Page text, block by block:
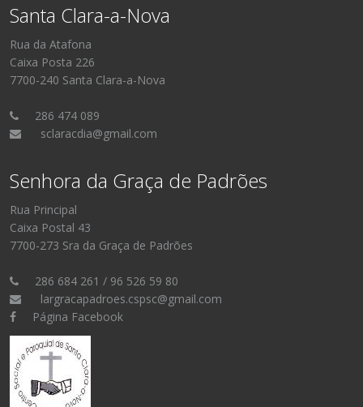
Santa Clara-a-Nova
Rua da Atafona
Caixa Posta 226
7700-240 Santa Clara-a-Nova
286 474 089
sclaracdia@gmail.com
Senhora da Graça de Padrões
Rua Principal
Caixa Postal 43
7700-273 Sra da Graça de Padrões
286 684 261 / 96 526 59 80
largracapadroes.cspsc@gmail.com
Página Facebook